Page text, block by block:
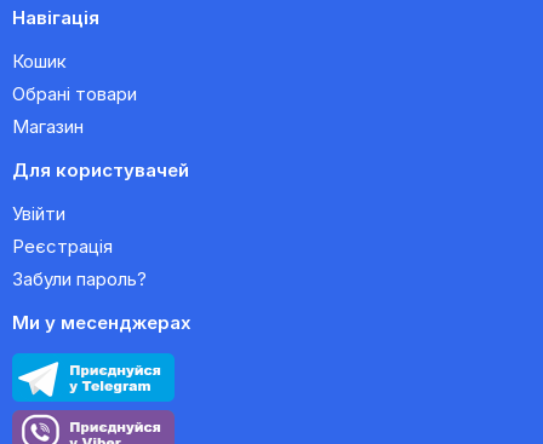
Навігація
Кошик
Обрані товари
Магазин
Для користувачей
Увійти
Реєстрація
Забули пароль?
Ми у месенджерах